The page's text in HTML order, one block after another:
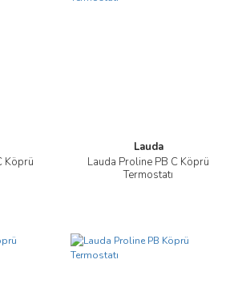
Köprü
Lauda
Lauda Proline PB C Köprü
Termostatı